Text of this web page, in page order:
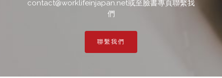
contact@worklifeinjapan.net或至臉書專頁聯繫我
們
聯繫我們